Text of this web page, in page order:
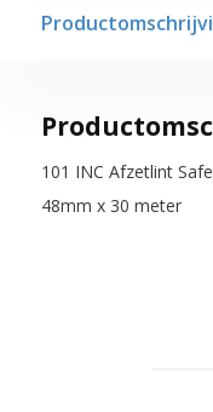
101 INC Afzetlint
48mm x 30 meter